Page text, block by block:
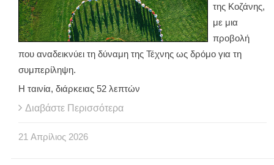
της Κοζάνης,
με μια
προβολή
που αναδεικνύει τη δύναμη της Τέχνης ως δρόμο για τη
συμπερίληψη.
Η ταινία, διάρκειας 52 λεπτών
Διαβάστε Περισσότερα
21 Απρίλιος 2026